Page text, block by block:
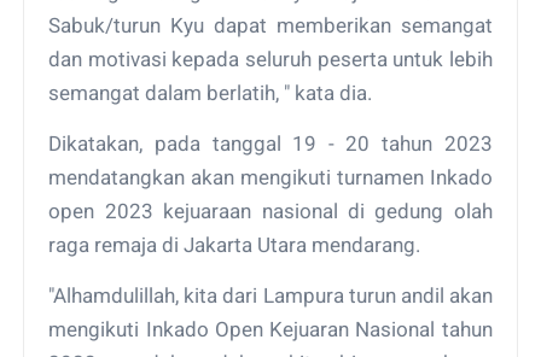
Sabuk/turun Kyu dapat memberikan semangat
dan motivasi kepada seluruh peserta untuk lebih
semangat dalam berlatih, " kata dia.
Dikatakan, pada tanggal 19 - 20 tahun 2023
mendatangkan akan mengikuti turnamen Inkado
open 2023 kejuaraan nasional di gedung olah
raga remaja di Jakarta Utara mendarang.
"Alhamdulillah, kita dari Lampura turun andil akan
mengikuti Inkado Open Kejuaran Nasional tahun